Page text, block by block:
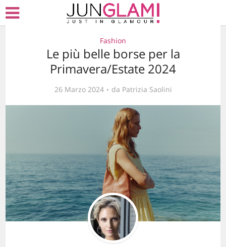
Fashion
Le più belle borse per la
Primavera/Estate 2024
26 Marzo 2024 da Patrizia Saolini